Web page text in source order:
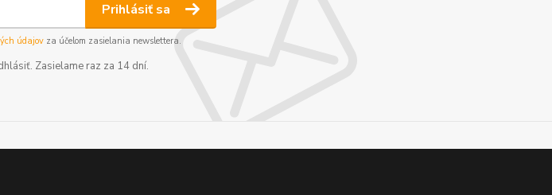
Prihlásiť sa
údajovza účelom zasielania newslettera.
Zasielame raz za 14 dní.